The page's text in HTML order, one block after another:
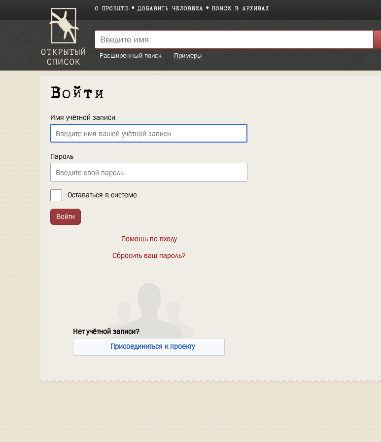
О ПРОЕКТЕ ДОБАВИТЬ ЧЕЛОВЕКА ПОИСК В АРХИВАХ
Расширенный поиск
Примеры
Войти
Имя учётной записи
Пароль
Оставаться в системе
Войти
Помощь по входу
Сбросить ваш пароль?
Нет учётной записи?
Присоединиться к проекту